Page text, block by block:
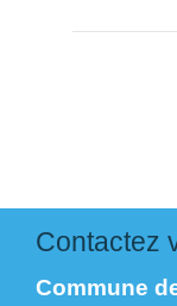
Contactez
Commune